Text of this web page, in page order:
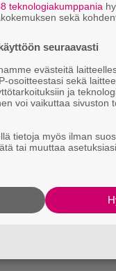
teknologiakumppania
sekä
seuraavasti
evästeitä
osoitteestasi sekä
ja
voi vaikuttaa sivuston
tietoja myös ilman
tai muuttaa